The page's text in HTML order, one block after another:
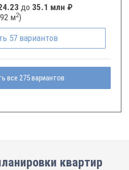
до 35.1 млн ₽
м2)
57 вариантов
все 275 вариантов
квартир